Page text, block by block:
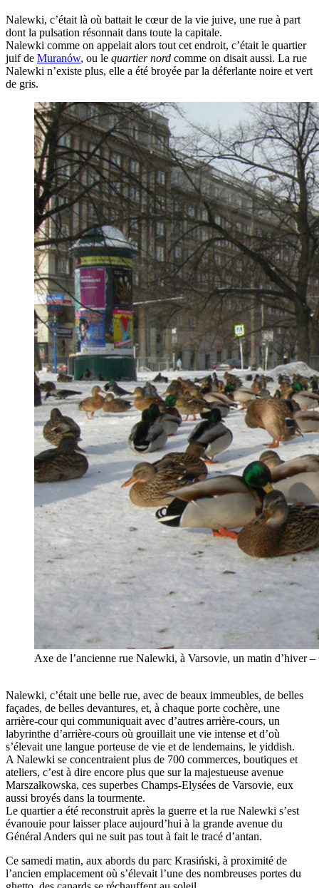
Nalewki, c’était là où battait le cœur de la vie juive, une rue à part
dont la pulsation résonnait dans toute la capitale.
Nalewki comme on appelait alors tout cet endroit, c’était le quartier
juif de Muranów, ou le quartier nord comme on disait aussi. La rue
Nalewki n’existe plus, elle a été broyée par la déferlante noire et vert
de gris.
Axe de l’ancienne rue Nalewki, à Varsovie, un matin d’hiver
Nalewki, c’était une belle rue, avec de beaux immeubles, de belles
façades, de belles devantures, et, à chaque porte cochère, une
arrière-cour qui communiquait avec d’autres arrière-cours, un
labyrinthe d’arrière-cours où grouillait une vie intense et d’où
s’élevait une langue porteuse de vie et de lendemains, le yiddish.
A Nalewki se concentraient plus de 700 commerces, boutiques et
ateliers, c’est à dire encore plus que sur la majestueuse avenue
Marszałkowska, ces superbes Champs-Elysées de Varsovie, eux
aussi broyés dans la tourmente.
Le quartier a été reconstruit après la guerre et la rue Nalewki s’est
évanouie pour laisser place aujourd’hui à la grande avenue du
Général Anders qui ne suit pas tout à fait le tracé d’antan.
Ce samedi matin, aux abords du parc Krasiński, à proximité de
l’ancien emplacement où s’élevait l’une des nombreuses portes du